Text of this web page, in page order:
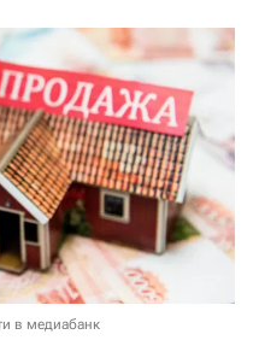
в медиабанк